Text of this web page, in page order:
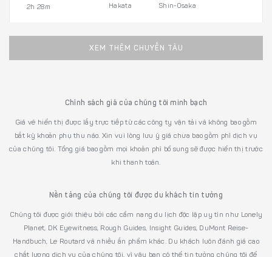
2h 28m Hakata Shin-Osaka
XEM THÊM CHUYẾN TÀU
Chính sách giá của chúng tôi minh bạch
Giá vé hiển thị được lấy trực tiếp từ các công ty vận tải và không bao gồm
bất kỳ khoản phụ thu nào. Xin vui lòng lưu ý giá chưa bao gồm phí dịch vụ
của chúng tôi. Tổng giá bao gồm mọi khoản phí bổ sung sẽ được hiển thị trước
khi thanh toán.
Nền tảng của chúng tôi được du khách tin tưởng
Chúng tôi được giới thiệu bởi các cẩm nang du lịch độc lập uy tín như Lonely
Planet, DK Eyewitness, Rough Guides, Insight Guides, DuMont Reise-
Handbuch, Le Routard và nhiều ấn phẩm khác. Du khách luôn đánh giá cao
chất lượng dịch vụ của chúng tôi, vì vậy bạn có thể tin tưởng chúng tôi để